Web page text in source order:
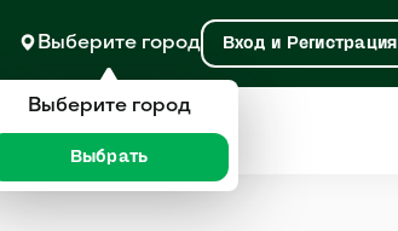
Выберите город Вход и Регистрация
Выберите город
Выбрать